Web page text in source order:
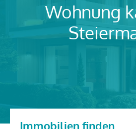
Wohnung
Immobilien finden